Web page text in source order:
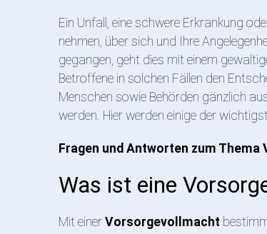
Ein Unfall, eine schwere Erkrankung
nehmen, über sich und Ihre
gegangen, geht dies mit einem
Betroffene in solchen Fällen den
Menschen sowie Behörden gänzlich
werden. Hier werden einige der
Fragen und Antworten zum
Was ist eine
Mit einer Vorsorgevollmacht